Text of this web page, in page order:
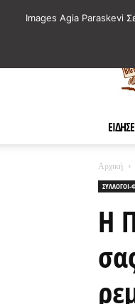
Αρχική
ΣΥΛΛΟΓΟΙ-
Η
Images Agia Paraskevi